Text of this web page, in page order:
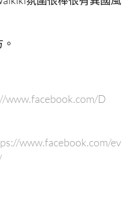
www.facebook.com/D
www.facebook.com/ev